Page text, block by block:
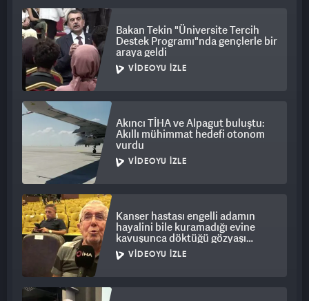
Bakan Tekin "Üniversite Tercih
Destek Programı"nda gençlerle bir
araya geldi
VIDEOYU İZLE
Akıncı TİHA ve Alpagut buluştu:
Akıllı mühimmat hedefi otonom
vurdu
VIDEOYU İZLE
Kanser hastası engelli adamın
hayalini bile kuramadığı evine
kavuşunca döktüğü gözyaşı
duygulandırdı
VIDEOYU İZLE